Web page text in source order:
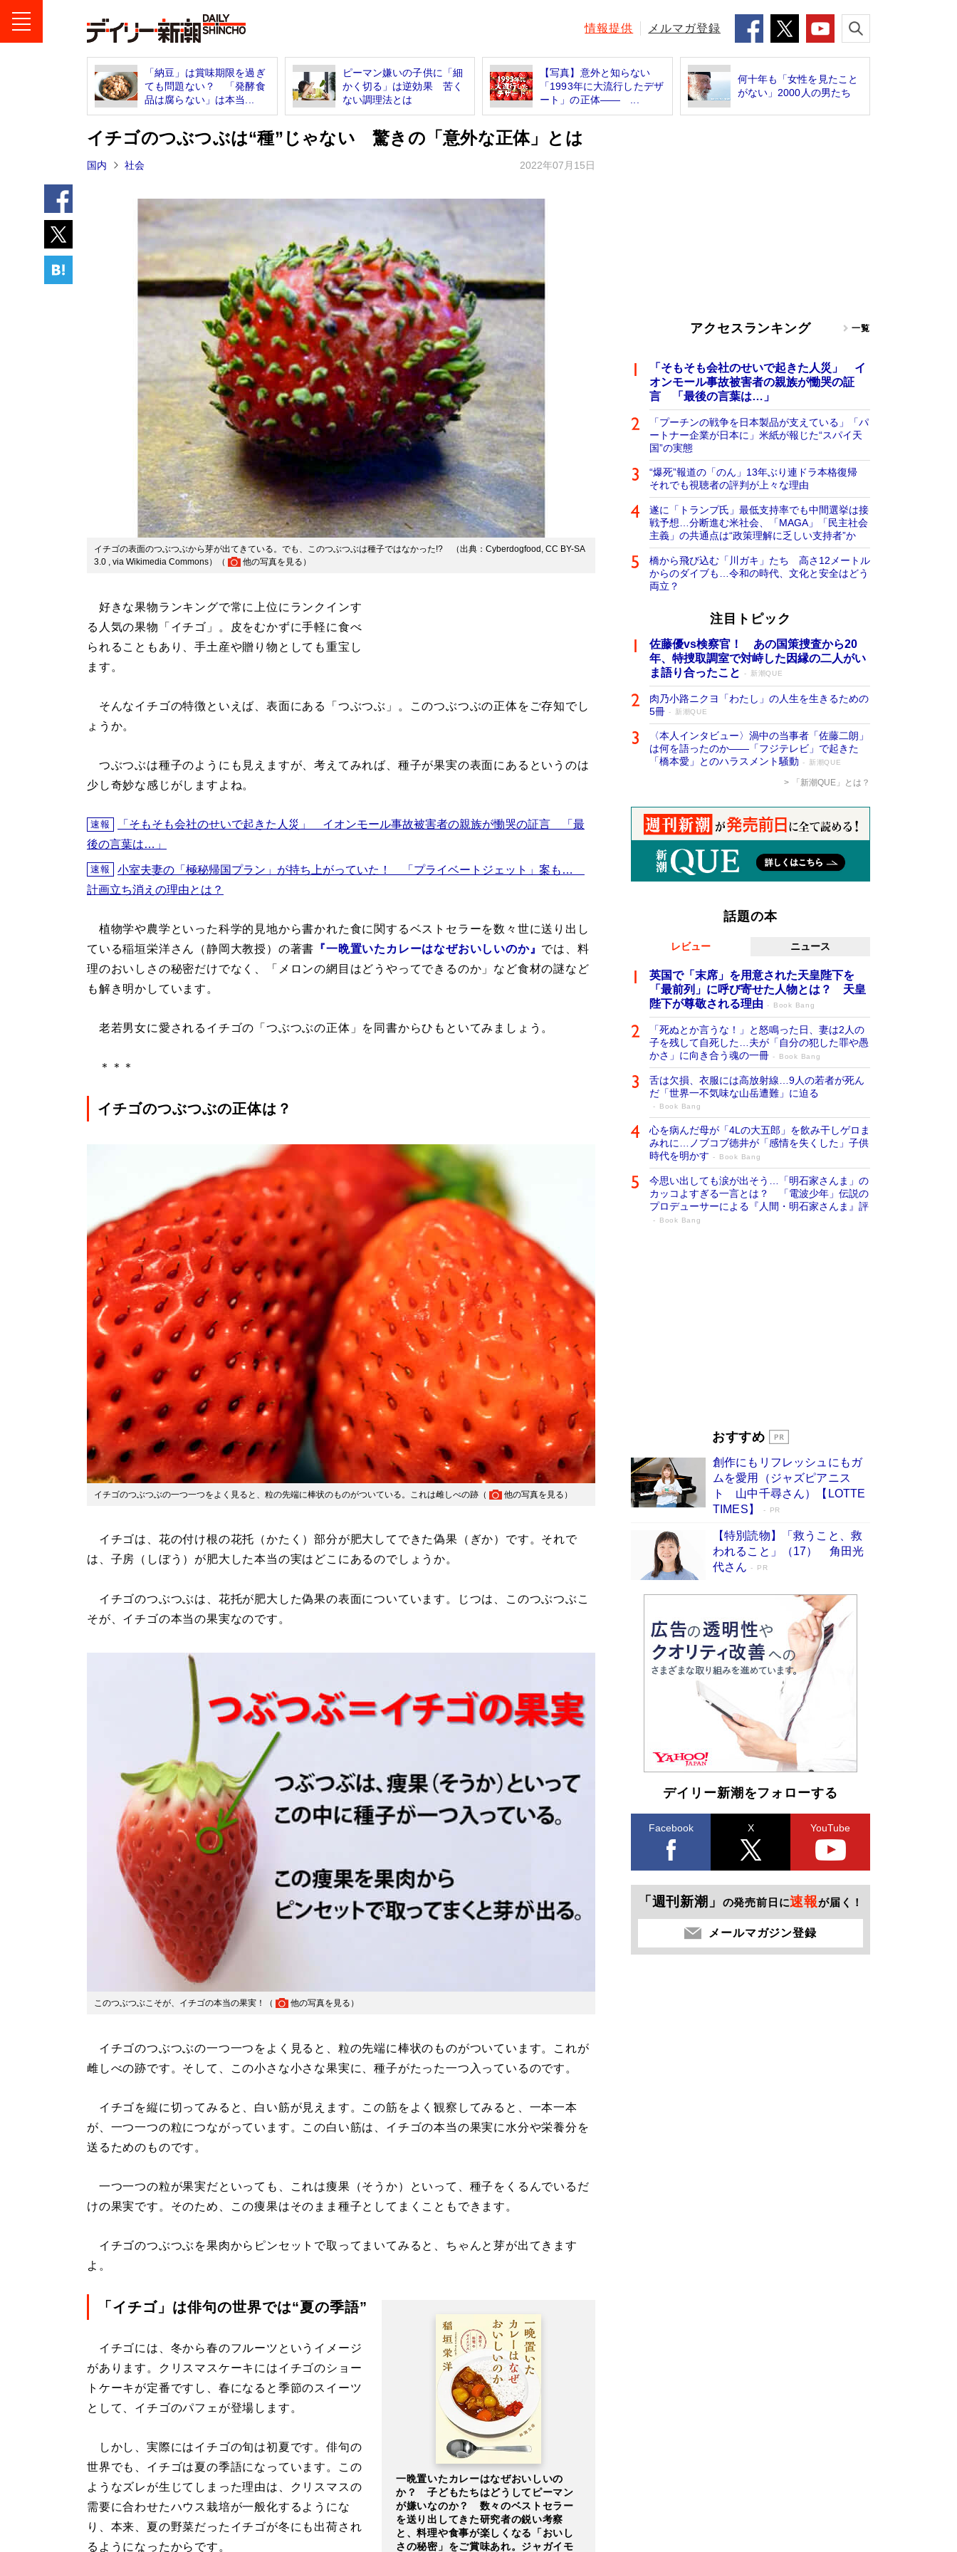
情報提供 メルマガ登録
「納豆」は賞味期限を過ぎ
ても問題ない？ 「発酵食
品は腐らない」は本当...
ピーマン嫌いの子供に「細
かく切る」は逆効果 苦く
ない調理法とは
【写真】意外と知らない
「1993年に大流行したデザ
ート」の正体―― ...
何十年も「女性を見たこと
がない」2000人の男たち
イチゴのつぶつぶは“種”じゃない 驚きの「意外な正体」とは
国内 社会 2022年07月15日
イチゴの表面のつぶつぶから芽が出てきている。でも、このつぶつぶは種子ではなかった!? （出典：Cyberdogfood, CC BY-SA
3.0 , via Wikimedia Commons）（
他の写真を見る ）
好きな果物ランキングで常に上位にランクインす
る人気の果物「イチゴ」。皮をむかずに手軽に食べ
られることもあり、手土産や贈り物としても重宝し
ます。
そんなイチゴの特徴といえば、表面にある「つぶつぶ」。このつぶつぶの正体をご存知でし
ょうか。
つぶつぶは種子のようにも見えますが、考えてみれば、種子が果実の表面にあるというのは
少し奇妙な感じがしますよね。
速報
「そもそも会社のせいで起きた人災」 イオンモール事故被害者の親族が慟哭の証言 「最
後の言葉は…」
速報
小室夫妻の「極秘帰国プラン」が持ち上がっていた！ 「プライベートジェット」案も…
計画立ち消えの理由とは？
植物学や農学といった科学的見地から書かれた食に関するベストセラーを数々世に送り出し
ている稲垣栄洋さん（静岡大教授）の著書 『一晩置いたカレーはなぜおいしいのか』 では、料
理のおいしさの秘密だけでなく、「メロンの網目はどうやってできるのか」など食材の謎など
も解き明かしています。
老若男女に愛されるイチゴの「つぶつぶの正体」を同書からひもといてみましょう。
＊＊＊
イチゴのつぶつぶの正体は？
イチゴのつぶつぶの一つ一つをよく見ると、粒の先端に棒状のものがついている。これは雌しべの跡（ 他の写真を見る ）
イチゴは、花の付け根の花托（かたく）部分が肥大してできた偽果（ぎか）です。それで
は、子房（しぼう）が肥大した本当の実はどこにあるのでしょうか。
イチゴのつぶつぶは、花托が肥大した偽果の表面についています。じつは、このつぶつぶこ
そが、イチゴの本当の果実なのです。
このつぶつぶこそが、イチゴの本当の果実！（ 他の写真を見る ）
イチゴのつぶつぶの一つ一つをよく見ると、粒の先端に棒状のものがついています。これが
雌しべの跡です。そして、この小さな小さな果実に、種子がたった一つ入っているのです。
イチゴを縦に切ってみると、白い筋が見えます。この筋をよく観察してみると、一本一本
が、一つ一つの粒につながっています。この白い筋は、イチゴの本当の果実に水分や栄養分を
送るためのものです。
一つ一つの粒が果実だといっても、これは痩果（そうか）といって、種子をくるんでいるだ
けの果実です。そのため、この痩果はそのまま種子としてまくこともできます。
イチゴのつぶつぶを果肉からピンセットで取ってまいてみると、ちゃんと芽が出てきます
よ。
一晩置いたカレーはなぜおいしいの
か？ 子どもたちはどうしてピーマン
が嫌いなのか？ 数々のベストセラー
を送り出してきた研究者の鋭い考察
と、料理や食事が楽しくなる「おいし
さの秘密」をご賞味あれ。ジャガイモ
「イチゴ」は俳句の世界では“夏の季語”
イチゴには、冬から春のフルーツというイメージ
があります。クリスマスケーキにはイチゴのショー
トケーキが定番ですし、春になると季節のスイーツ
として、イチゴのパフェが登場します。
しかし、実際にはイチゴの旬は初夏です。俳句の
世界でも、イチゴは夏の季語になっています。この
ようなズレが生じてしまった理由は、クリスマスの
需要に合わせたハウス栽培が一般化するようにな
り、本来、夏の野菜だったイチゴが冬にも出荷され
るようになったからです。
アクセスランキング 一覧
「そもそも会社のせいで起きた人災」 イ
オンモール事故被害者の親族が慟哭の証
言 「最後の言葉は…」
「プーチンの戦争を日本製品が支えている」「パ
ートナー企業が日本に」米紙が報じた“スパイ天
国”の実態
“爆死”報道の「のん」13年ぶり連ドラ本格復帰
それでも視聴者の評判が上々な理由
遂に「トランプ氏」最低支持率でも中間選挙は接
戦予想…分断進む米社会、「MAGA」「民主社会
主義」の共通点は“政策理解に乏しい支持者”か
橋から飛び込む「川ガキ」たち 高さ12メートル
からのダイブも…令和の時代、文化と安全はどう
両立？
注目トピック
佐藤優vs検察官！ あの国策捜査から20
年、特捜取調室で対峙した因縁の二人がい
ま語り合ったこと
新潮QUE
肉乃小路ニクヨ「わたし」の人生を生きるための
5冊
新潮QUE
〈本人インタビュー〉渦中の当事者「佐藤二朗」
は何を語ったのか――「フジテレビ」で起きた
「橋本愛」とのハラスメント騒動
新潮QUE
「新潮QUE」とは？
話題の本
レビュー ニュース
英国で「末席」を用意された天皇陛下を
「最前列」に呼び寄せた人物とは？ 天皇
陛下が尊敬される理由
Book Bang
「死ぬとか言うな！」と怒鳴った日、妻は2人の
子を残して自死した…夫が「自分の犯した罪や愚
かさ」に向き合う魂の一冊
Book Bang
舌は欠損、衣服には高放射線…9人の若者が死ん
だ「世界一不気味な山岳遭難」に迫る
Book Bang
心を病んだ母が「4Lの大五郎」を飲み干しゲロま
みれに…ノブコブ徳井が「感情を失くした」子供
時代を明かす
Book Bang
今思い出しても涙が出そう…「明石家さんま」の
カッコよすぎる一言とは？ 「電波少年」伝説の
プロデューサーによる『人間・明石家さんま』評
Book Bang
開発への関心を押し上げた18年の物語に幕 特装
Book Bang
「不意に涙が出そうに…」高嶋政伸が明かし
た“13歳の娘を暴行する役”への葛藤 インティマ
シーコーディネーターに支えられたNHK『大奥』
Book Bang
おすすめ
創作にもリフレッシュにもガ
ムを愛用（ジャズピアニス
ト 山中千尋さん）【LOTTE
TIMES】
PR
【特別読物】「救うこと、救
われること」（17） 角田光
代さん
PR
デイリー新潮をフォローする
Facebook X YouTube
「週刊新潮」 の発売前日に速報が届く！
メールマガジン登録